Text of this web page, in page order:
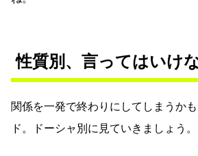
性質別、言ってはいけ
関係を一発で終わりにしてしまうか
ド。ドーシャ別に見ていきましょう。